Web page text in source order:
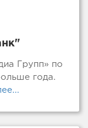
Групп» по
года.